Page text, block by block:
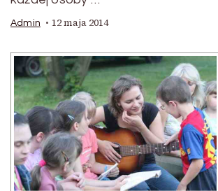
Admin 12 maja 2014